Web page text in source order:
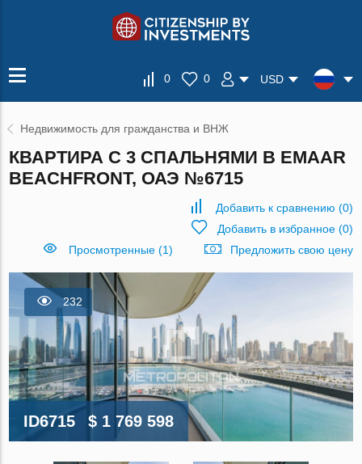
0 0 USD
Недвижимость для гражданства и ВНЖ
КВАРТИРА С 3 СПАЛЬНЯМИ В EMAAR
BEACHFRONT, ОАЭ №6715
Добавить к сравнению (0)
Добавить в избранное(0)
Просмотренные (1)
Предложить свою цену
232
ID6715 $ 1 769 598